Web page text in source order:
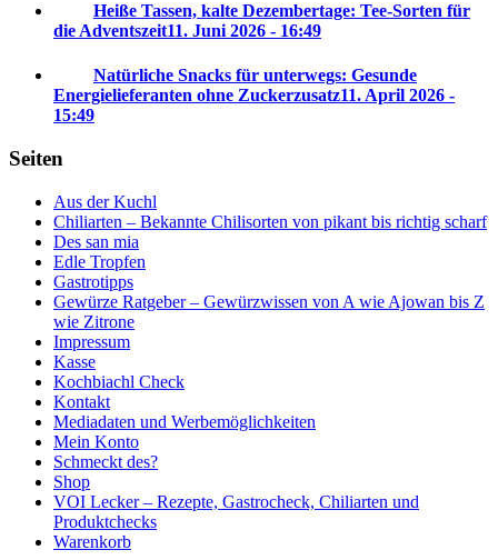
Heiße Tassen, kalte Dezembertage: Tee-Sorten für
die Adventszeit11. Juni 2026 - 16:49
Natürliche Snacks für unterwegs: Gesunde
Energielieferanten ohne Zuckerzusatz11. April 2026 -
15:49
Seiten
Aus der Kuchl
Chiliarten – Bekannte Chilisorten von pikant bis richtig scharf
Des san mia
Edle Tropfen
Gastrotipps
Gewürze Ratgeber – Gewürzwissen von A wie Ajowan bis Z
wie Zitrone
Impressum
Kasse
Kochbiachl Check
Kontakt
Mediadaten und Werbemöglichkeiten
Mein Konto
Schmeckt des?
Shop
VOI Lecker – Rezepte, Gastrocheck, Chiliarten und
Produktchecks
Warenkorb